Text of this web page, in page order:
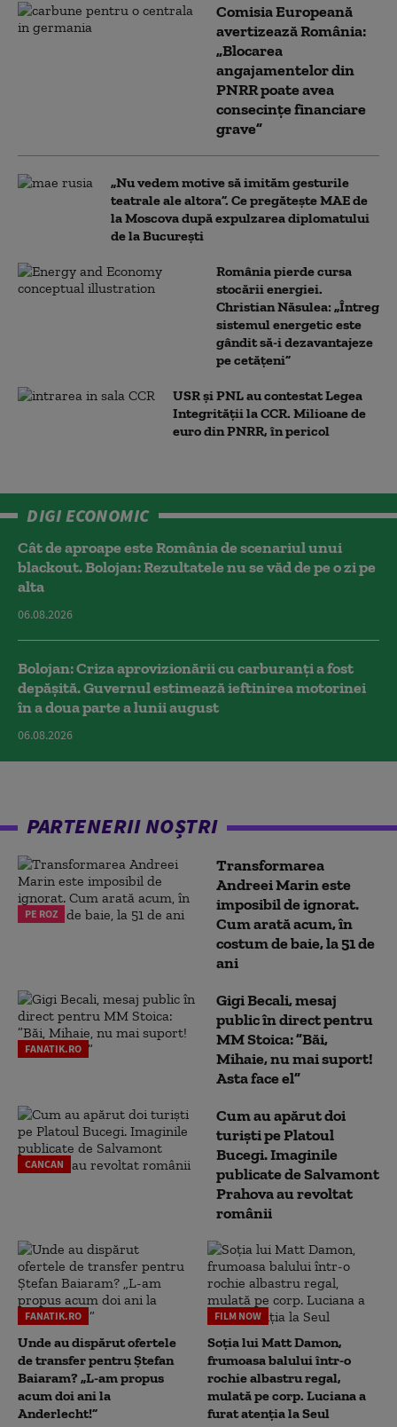
Comisia Europeană
avertizează România:
„Blocarea
angajamentelor din
PNRR poate avea
consecințe financiare
grave”
„Nu vedem motive să imităm gesturile
teatrale ale altora”. Ce pregătește MAE de
la Moscova după expulzarea diplomatului
de la București
România pierde cursa
stocării energiei.
Christian Năsulea: „Întreg
sistemul energetic este
gândit să-i dezavantajeze
pe cetățeni”
USR și PNL au contestat Legea
Integrității la CCR. Milioane de
euro din PNRR, în pericol
DIGI ECONOMIC
Cât de aproape este România de scenariul unui
blackout. Bolojan: Rezultatele nu se văd de pe o zi pe
alta
06.08.2026
Bolojan: Criza aprovizionării cu carburanți a fost
depășită. Guvernul estimează ieftinirea motorinei
în a doua parte a lunii august
06.08.2026
PARTENERII NOȘTRI
PE ROZ
Transformarea
Andreei Marin este
imposibil de ignorat.
Cum arată acum, în
costum de baie, la 51 de
ani
FANATIK.RO
Gigi Becali, mesaj
public în direct pentru
MM Stoica: ”Băi,
Mihaie, nu mai suport!
Asta face el”
CANCAN
Cum au apărut doi
turiști pe Platoul
Bucegi. Imaginile
publicate de Salvamont
Prahova au revoltat
românii
FANATIK.RO
Unde au dispărut ofertele
de transfer pentru Ștefan
Baiaram? „L-am propus
acum doi ani la
Anderlecht!”
FILM NOW
Soția lui Matt Damon,
frumoasa balului într-o
rochie albastru regal,
mulată pe corp. Luciana a
furat atenția la Seul